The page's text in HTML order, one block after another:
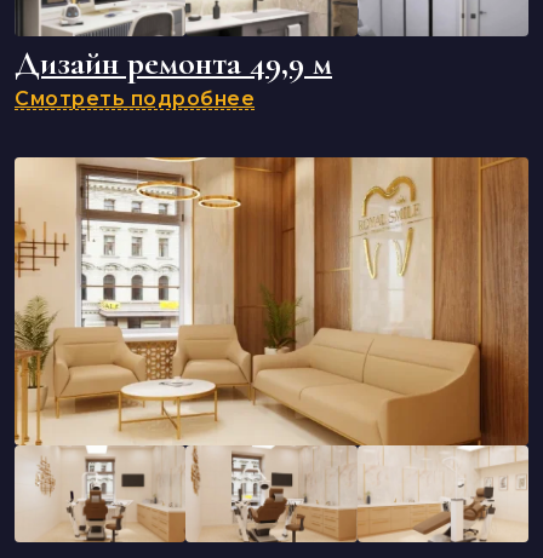
Дизайн ремонта 49,9 м
Смотреть подробнее